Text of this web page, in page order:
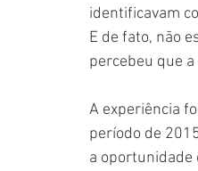
identificavam
E de fato, não
percebeu que
A experiência
período de
a oportunidade